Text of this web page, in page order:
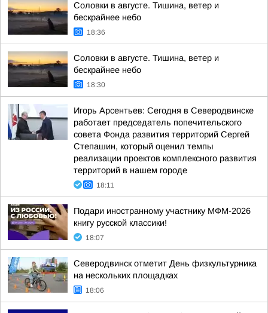
Соловки в августе. Тишина, ветер и
бескрайнее небо
18:36
Соловки в августе. Тишина, ветер и
бескрайнее небо
18:30
Игорь Арсентьев: Сегодня в Северодвинске
работает председатель попечительского
совета Фонда развития территорий Сергей
Степашин, который оценил темпы
реализации проектов комплексного развития
территорий в нашем городе
18:11
Подари иностранному участнику МФМ-2026
книгу русской классики!
18:07
Северодвинск отметит День физкультурника
на нескольких площадках
18:06